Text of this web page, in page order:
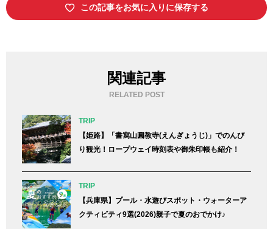
この記事をお気に入りに保存する
関連記事
RELATED POST
TRIP
【姫路】「書寫山圓教寺(えんぎょうじ)」でのんび
り観光！ロープウェイ時刻表や御朱印帳も紹介！
TRIP
【兵庫県】プール・水遊びスポット・ウォーターア
クティビティ9選(2026)親子で夏のおでかけ♪